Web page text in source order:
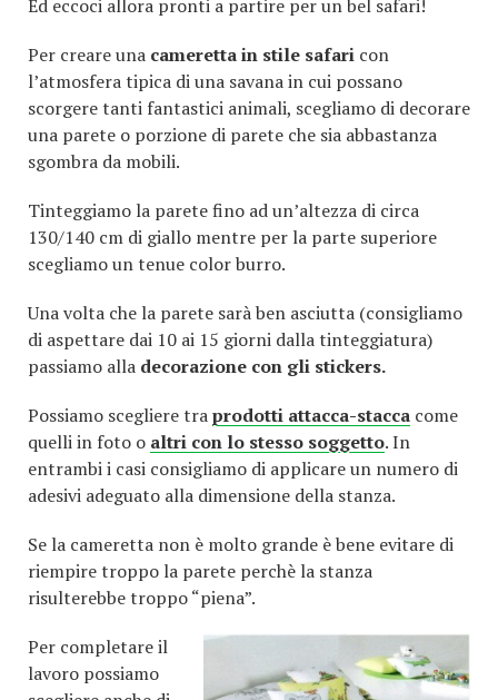
Ed eccoci allora pronti a partire per un bel safari!
Per creare una cameretta in stile safari con
l’atmosfera tipica di una savana in cui possano
scorgere tanti fantastici animali, scegliamo di decorare
una parete o porzione di parete che sia abbastanza
sgombra da mobili.
Tinteggiamo la parete fino ad un’altezza di circa
130/140 cm di giallo mentre per la parte superiore
scegliamo un tenue color burro.
Una volta che la parete sarà ben asciutta (consigliamo
di aspettare dai 10 ai 15 giorni dalla tinteggiatura)
passiamo alla decorazione con gli stickers.
Possiamo scegliere traprodotti attacca-stacca come
quelli in foto o altri con lo stesso soggetto. In
entrambi i casi consigliamo di applicare un numero di
adesivi adeguato alla dimensione della stanza.
Se la cameretta non è molto grande è bene evitare di
riempire troppo la parete perchè la stanza
risulterebbe troppo “piena”.
Per completare il
lavoro possiamo